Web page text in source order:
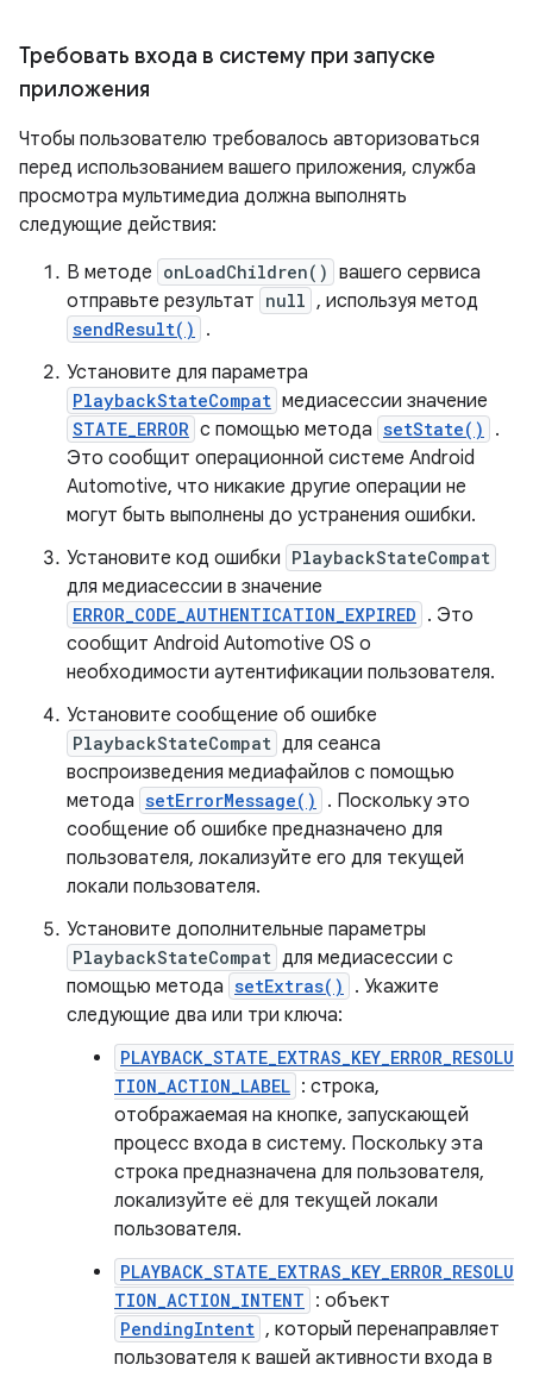
Требовать входа в систему при запуске
приложения
Чтобы пользователю требовалось авторизоваться
перед использованием вашего приложения, служба
просмотра мультимедиа должна выполнять
следующие действия:
В методе onLoadChildren() вашего сервиса
отправьте результат null , используя метод
sendResult()
.
Установите для параметра
PlaybackStateCompat медиасессии значение
STATE_ERROR с помощью метода setState()
.
Это сообщит операционной системе Android
Automotive, что никакие другие операции не
могут быть выполнены до устранения ошибки.
Установите код ошибки PlaybackStateCompat
для медиасессии в значение
ERROR_CODE_AUTHENTICATION_EXPIRED . Это
сообщит Android Automotive OS о
необходимости аутентификации пользователя.
Установите сообщение об ошибке
PlaybackStateCompat для сеанса
воспроизведения медиафайлов с помощью
метода setErrorMessage()
. Поскольку это
сообщение об ошибке предназначено для
пользователя, локализуйте его для текущей
локали пользователя.
Установите дополнительные параметры
PlaybackStateCompat для медиасессии с
помощью метода setExtras()
. Укажите
следующие два или три ключа:
PLAYBACK_STATE_EXTRAS_KEY_ERROR_RESOLU
TION_ACTION_LABEL : строка,
отображаемая на кнопке, запускающей
процесс входа в систему. Поскольку эта
строка предназначена для пользователя,
локализуйте её для текущей локали
пользователя.
PLAYBACK_STATE_EXTRAS_KEY_ERROR_RESOLU
TION_ACTION_INTENT : объект
PendingIntent , который перенаправляет
пользователя к вашей активности входа в